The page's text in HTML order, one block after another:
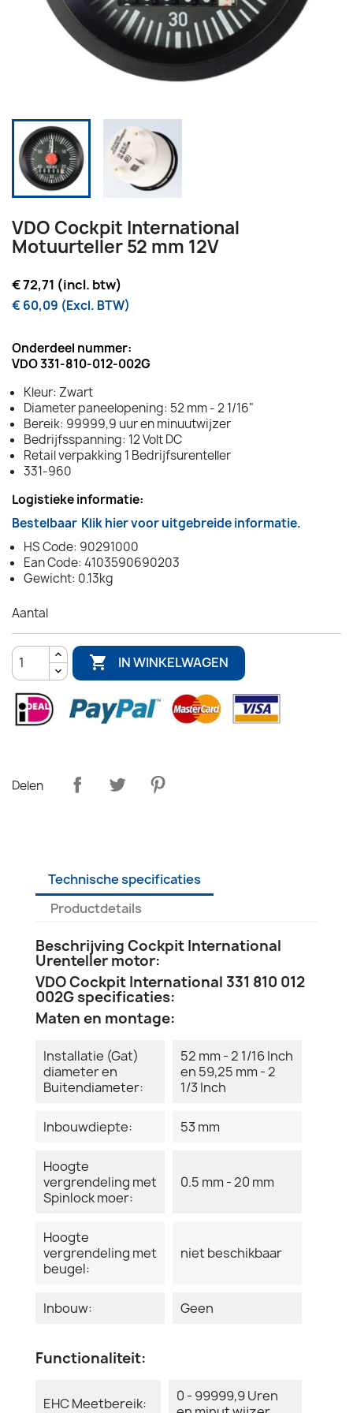
VDO Cockpit International
Motuurteller 52 mm 12V
€ 72,71 (incl. btw)
€ 60,09 (Excl. BTW)
Onderdeel nummer:
VDO 331-810-012-002G
Kleur: Zwart
Diameter paneelopening: 52 mm - 2 1/16"
Bereik: 99999,9 uur en minuutwijzer
Bedrijfsspanning: 12 Volt DC
Retail verpakking 1 Bedrijfsurenteller
331-960
Logistieke informatie:
Bestelbaar Klik hier voor uitgebreide informatie.
HS Code: 90291000
Ean Code: 4103590690203
Gewicht: 0.13kg
Aantal
 IN WINKELWAGEN
Delen
Technische specificaties
Productdetails
Beschrijving Cockpit International
Urenteller motor:
VDO Cockpit International 331 810 012
002G specificaties:
Maten en montage:
Installatie (Gat)
diameter en
Buitendiameter:
52 mm - 2 1/16 Inch
en 59,25 mm - 2
1/3 Inch
Inbouwdiepte: 53 mm
Hoogte
vergrendeling met
Spinlock moer:
0.5 mm - 20 mm
Hoogte
vergrendeling met
beugel:
niet beschikbaar
Inbouw: Geen
Functionaliteit:
EHC Meetbereik:
0 - 99999,9 Uren